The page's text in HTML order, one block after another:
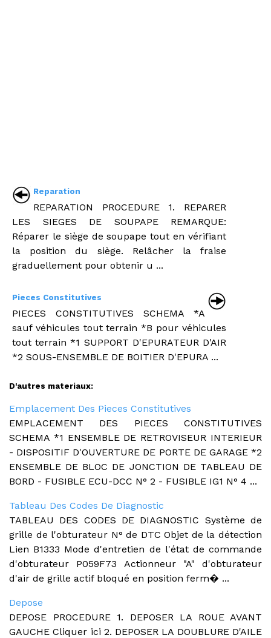
Reparation
REPARATION PROCEDURE 1. REPARER
LES SIEGES DE SOUPAPE REMARQUE:
Réparer le siège de soupape tout en vérifiant
la position du siège. Relâcher la fraise
graduellement pour obtenir u ...
Pieces Constitutives
PIECES CONSTITUTIVES SCHEMA *A
sauf véhicules tout terrain *B pour véhicules
tout terrain *1 SUPPORT D'EPURATEUR D'AIR
*2 SOUS-ENSEMBLE DE BOITIER D'EPURA ...
D'autres materiaux:
Emplacement Des Pieces Constitutives
EMPLACEMENT DES PIECES CONSTITUTIVES
SCHEMA *1 ENSEMBLE DE RETROVISEUR INTERIEUR
- DISPOSITIF D'OUVERTURE DE PORTE DE GARAGE *2
ENSEMBLE DE BLOC DE JONCTION DE TABLEAU DE
BORD - FUSIBLE ECU-DCC N° 2 - FUSIBLE IG1 N° 4 ...
Tableau Des Codes De Diagnostic
TABLEAU DES CODES DE DIAGNOSTIC Système de
grille de l'obturateur N° de DTC Objet de la détection
Lien B1333 Mode d'entretien de l'état de commande
d'obturateur P059F73 Actionneur "A" d'obturateur
d'air de grille actif bloqué en position ferm� ...
Depose
DEPOSE PROCEDURE 1. DEPOSER LA ROUE AVANT
GAUCHE Cliquer ici 2. DEPOSER LA DOUBLURE D'AILE